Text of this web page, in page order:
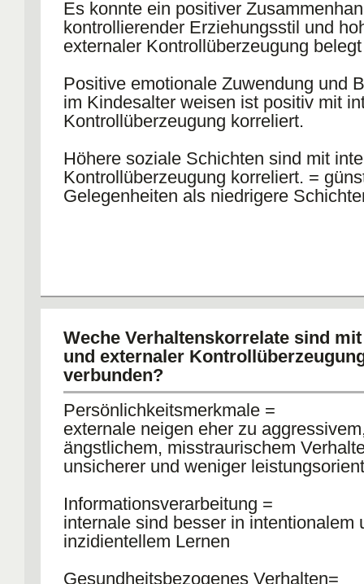
Es konnte ein positiver
kontrollierender Erziehungsstil und
externaler Kontrollüberzeugung
Positive emotionale Zuwendung und
im Kindesalter weisen ist positiv mit
Kontrollüberzeugung korreliert.
Höhere soziale Schichten sind mit
Kontrollüberzeugung korreliert. =
Gelegenheiten als niedrigere
Weche Verhaltenskorrelate sind
und externaler
verbunden?
Persönlichkeitsmerkmale =
externale neigen eher zu
ängstlichem, misstraurischem
unsicherer und weniger
Informationsverarbeitung =
internale sind besser in intentionalem
inzidientellem Lernen
Gesundheitsbezogenes Verhalten=